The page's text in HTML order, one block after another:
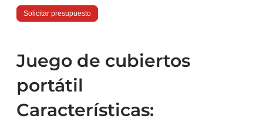
Solicitar presupuesto
Juego de cubiertos
portátil
Características: